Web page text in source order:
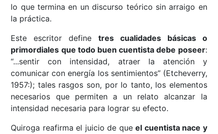
lo que termina en un discurso teórico sin arraigo en
la práctica.
Este escritor define tres cualidades básicas o
primordiales que todo buen cuentista debe poseer:
“...sentir con intensidad, atraer la atención y
comunicar con energía los sentimientos” (Etcheverry,
1957:); tales rasgos son, por lo tanto, los elementos
necesarios que permiten a un relato alcanzar la
intensidad necesaria para lograr su efecto.
Quiroga reafirma el juicio de queel cuentista nace y